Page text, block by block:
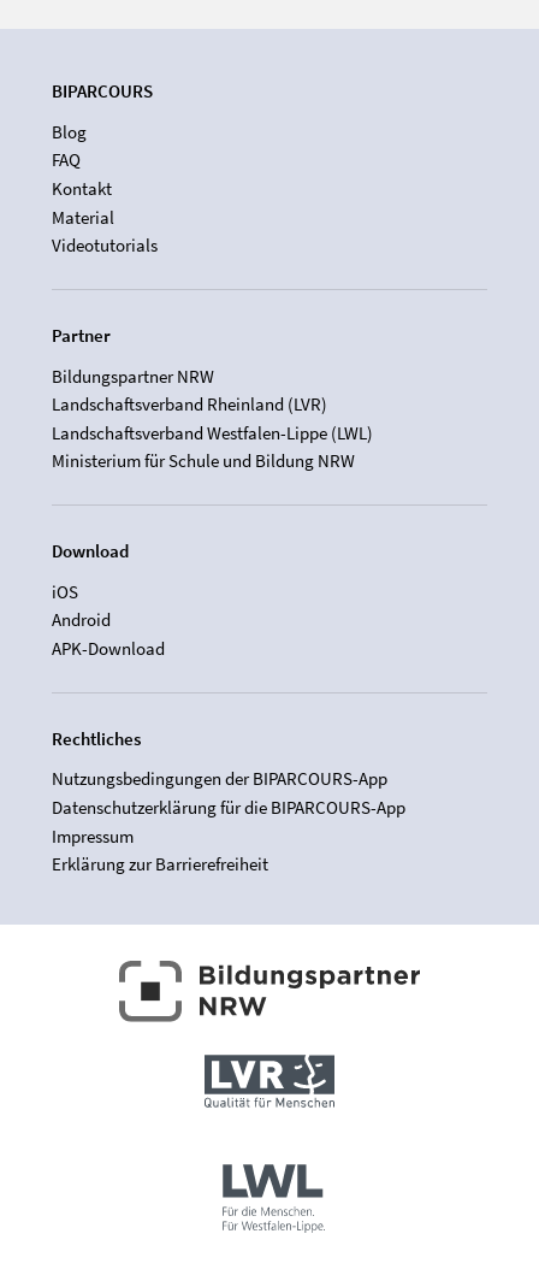
BIPARCOURS
Blog
FAQ
Kontakt
Material
Videotutorials
Partner
Bildungspartner NRW
Landschaftsverband Rheinland (LVR)
Landschaftsverband Westfalen-Lippe (LWL)
Ministerium für Schule und Bildung NRW
Download
iOS
Android
APK-Download
Rechtliches
Nutzungsbedingungen der BIPARCOURS-App
Datenschutzerklärung für die BIPARCOURS-App
Impressum
Erklärung zur Barrierefreiheit